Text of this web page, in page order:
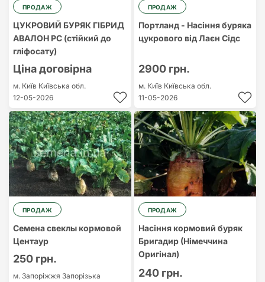
ПРОДАЖ
ЦУКРОВИЙ БУРЯК ГІБРИД
АВАЛОН РС (стійкий до
гліфосату)
Ціна договірна
м. Київ Київська обл.
12-05-2026
ПРОДАЖ
Портланд - Насіння буряка
цукрового від Лаєн Сідс
2900 грн.
м. Київ Київська обл.
11-05-2026
ПРОДАЖ
Семена свеклы кормовой
Центаур
250 грн.
м. Запоріжжя Запорізька
ПРОДАЖ
Насіння кормовий буряк
Бригадир (Німеччина
Оригінал)
240 грн.